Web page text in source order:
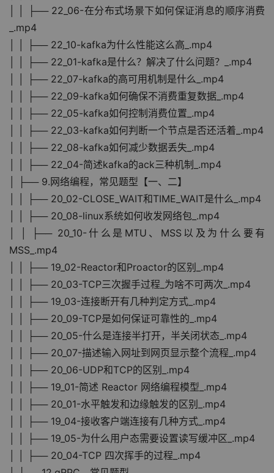
│ │ ├── 22_06-在分布式场景下如何保证消息的顺序消费
_.mp4
│ │ ├── 22_10-kafka为什么性能这么高_.mp4
│ │ ├── 22_01-kafka是什么？解决了什么问题？_.mp4
│ │ ├── 22_07-kafka的高可用机制是什么_.mp4
│ │ ├── 22_09-kafka如何确保不消费重复数据_.mp4
│ │ ├── 22_05-kafka如何控制消费位置_.mp4
│ │ ├── 22_03-kafka如何判断一个节点是否还活着_.mp4
│ │ ├── 22_08-kafka如何减少数据丢失_.mp4
│ │ ├── 22_04-简述kafka的ack三种机制_.mp4
│ ├── 9.网络编程，常见题型【一、二】
│ │ ├── 20_02-CLOSE_WAIT和TIME_WAIT是什么_.mp4
│ │ ├── 20_08-linux系统如何收发网络包_.mp4
│ │ ├── 20_10-什么是MTU、MSS以及为什么要有
MSS_.mp4
│ │ ├── 19_02-Reactor和Proactor的区别_.mp4
│ │ ├── 20_03-TCP三次握手过程_为啥不可两次_.mp4
│ │ ├── 19_03-连接断开有几种判定方式_.mp4
│ │ ├── 20_09-TCP是如何保证可靠性的_.mp4
│ │ ├── 20_05-什么是连接半打开，半关闭状态_.mp4
│ │ ├── 20_07-描述输入网址到网页显示整个流程_.mp4
│ │ ├── 20_06-UDP和TCP的区别_.mp4
│ │ ├── 19_01-简述 Reactor 网络编程模型_.mp4
│ │ ├── 20_01-水平触发和边缘触发的区别_.mp4
│ │ ├── 19_04-接收客户端连接有几种方式_.mp4
│ │ ├── 19_05-为什么用户态需要设置读写缓冲区_.mp4
│ │ ├── 20_04-TCP 四次挥手的过程_.mp4